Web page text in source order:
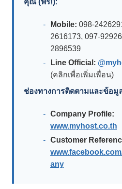
คุณ (ฟรี!):
Mobile: 098-
2616173, 097-
2896539
Line Official:
(คลิกเพื่อเพิ่มเพื่อน)
ช่องทางการติดตามและข้อมู
Company Profile:
www.myhost.co.th
Customer
any